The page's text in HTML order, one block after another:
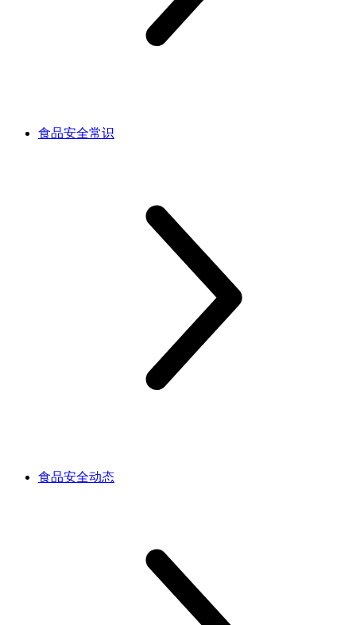
食品安全常识
食品安全动态